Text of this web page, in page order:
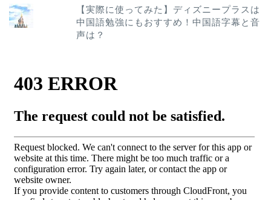
【実際に使ってみた】ディズニープラスは
中国語勉強にもおすすめ！中国語字幕と音
声は？